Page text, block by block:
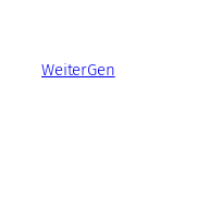
springen
WeiterGen